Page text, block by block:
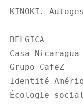
KINOKI.
BELGICA
Casa Nicaragua
Grupo CafeZ
Identité
Écologie